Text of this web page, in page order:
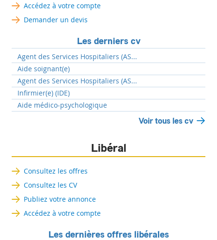
Accédez à votre compte
Demander un devis
Les derniers cv
Agent des Services Hospitaliers (AS...
Aide soignant(e)
Agent des Services Hospitaliers (AS...
Infirmier(e) (IDE)
Aide médico-psychologique
Voir tous les cv
Libéral
Consultez les offres
Consultez les CV
Publiez votre annonce
Accédez à votre compte
Les dernières offres libérales